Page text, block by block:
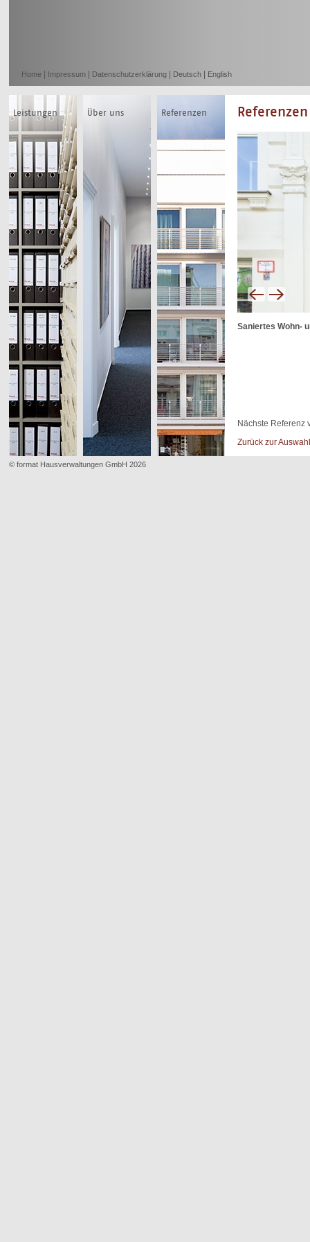
Home Impressum Datenschutzerklärung Deutsch English
Leistungen Über uns Referenzen Referenzen
Saniertes Wohn-
Nächste Referenz
Zurück zur Auswahl
© format Hausverwaltungen GmbH 2026